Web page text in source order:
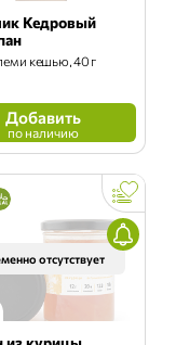
Кедровый
и кешью, 40 г
Добавить
по наличию
отсутствует